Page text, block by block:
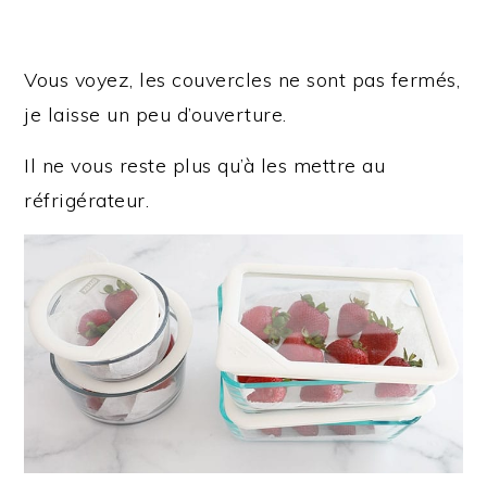
Vous voyez, les couvercles ne sont pas fermés,
je laisse un peu d’ouverture.
Il ne vous reste plus qu’à les mettre au
réfrigérateur.